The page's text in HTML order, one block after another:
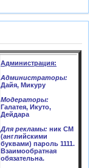
Администрация:
Администраторы:
Дайя, Микуру
Модераторы:
Галатея, Икуто,
Дейдара
Для рекламы: ник CM
(английскими
буквами) пароль 1111.
Взаимообратная
обязательна.